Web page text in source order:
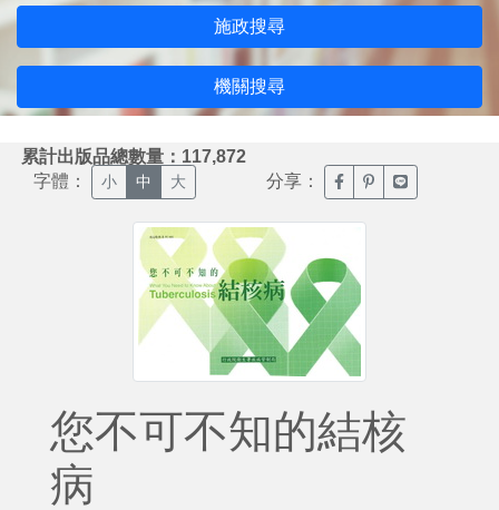
施政搜尋
機關搜尋
累計出版品總數量：117,872
字體： 小 中 大 分享： 臉書分享(另開新視窗)
噗浪分享(另開新
Line分享(另
您不可不知的結核
病